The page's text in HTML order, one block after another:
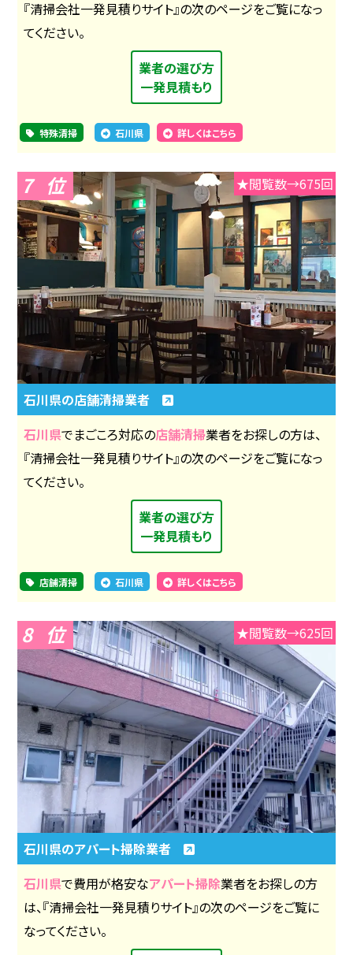
『清掃会社一発見積りサイト』の次のページをご覧になっ
てください。
業者の選び方
一発見積もり
特殊清掃 石川県 詳しくはこちら
7 ★閲覧数→675回
石川県の店舗清掃業者
石川県でまごころ対応の店舗清掃業者をお探しの方は、
『清掃会社一発見積りサイト』の次のページをご覧になっ
てください。
業者の選び方
一発見積もり
店舗清掃 石川県 詳しくはこちら
8 ★閲覧数→625回
石川県のアパート掃除業者
石川県で費用が格安なアパート掃除業者をお探しの方
は、『清掃会社一発見積りサイト』の次のページをご覧に
なってください。